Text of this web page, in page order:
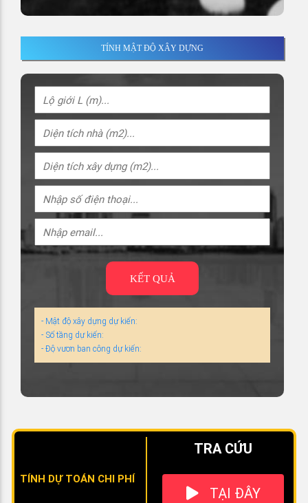
TÍNH MẬT ĐỘ XÂY DỰNG
KẾT QUẢ
- Mật độ xây dựng dự kiến:
- Số tầng dự kiến:
- Độ vươn ban công dự kiến:
TÍNH DỰ TOÁN CHI PHÍ
TRA CỨU
TẠI ĐÂY